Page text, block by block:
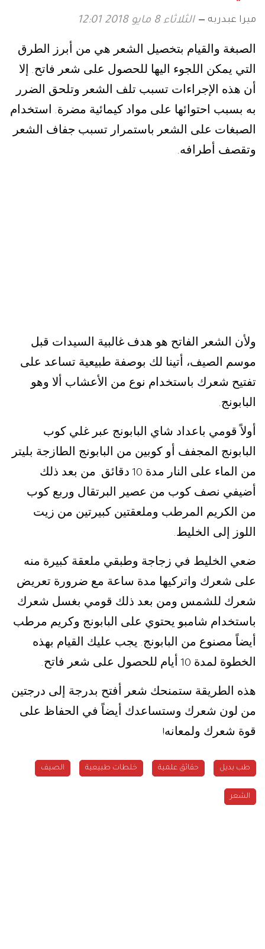
ميرا عبدربه الثلاثاء 8 مايو 2018 12:01
الصبغة والقيام بتخصيل الشعر هي من أبرز الطرق
التي يمكن اللجوء اليها للحصول على شعر فاتح.
إلا
أن هذه الإجراءات تسبب تلف الشعر وتلحق الضرر
به بسبب احتوائها على مواد كيمائية مضرة.
استخدام
الصبغات على الشعر باستمرار تسبب جفاف الشعر
وتقصف أطرافه.
ولأن الشعر الفاتح هو هدف غالبية السيدات قبل
موسم الصيف، أتينا لك بوصفة طبيعية تساعد على
تفتيح شعرك باستخدام نوع من الأعشاب ألا وهو
البابونج.
أولاً قومي باعداد شاي البابونج عبر غلي كوب
البابونج المجفف أو كوبين من البابونج الطازجة بليتر
من الماء على النار مدة 10 دقائق. من بعد ذلك
أضيفي نصف كوب من عصير البرتقال وربع كوب
من الكريم المرطب وملعقتين كبيرتين من زيت
اللوز إلى الخليط.
ضعي الخليط في زجاجة وطبقي ملعقة كبيرة منه
على شعرك واتركيها مدة ساعة مع ضرورة تعريض
شعرك للشمس ومن بعد ذلك قومي بغسل شعرك
باستخدام شامبو يحتوي على البابونج وكريم مرطب
أيضاً مصنوع من البابونج. يجب عليك القيام بهذه
الخطوة لمدة 10 أيام للحصول على شعر فاتح.
هذه الطريقة ستمنحك شعر أفتح بدرجة إلى درجتين
من لون شعرك وستساعدك أيضاً في الحفاظ على
قوة شعرك ولمعانه!
طب بديل حقائق علمية خلطات طبيعية الصيف
الشعر